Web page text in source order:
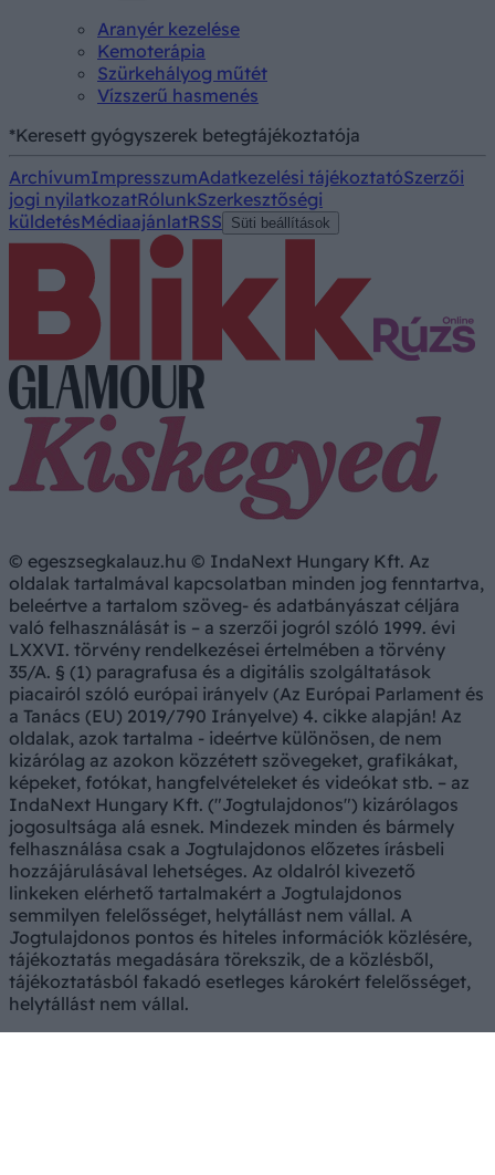
Aranyér kezelése
Kemoterápia
Szürkehályog műtét
Vízszerű hasmenés
*Keresett gyógyszerek betegtájékoztatója
ArchívumImpresszumAdatkezelési tájékoztatóSzerzői
jogi nyilatkozatRólunkSzerkesztőségi
küldetésMédiaajánlatRSS Süti beállítások
© egeszsegkalauz.hu © IndaNext Hungary Kft. Az
oldalak tartalmával kapcsolatban minden jog fenntartva,
beleértve a tartalom szöveg- és adatbányászat céljára
való felhasználását is – a szerzői jogról szóló 1999. évi
LXXVI. törvény rendelkezései értelmében a törvény
35/A. § (1) paragrafusa és a digitális szolgáltatások
piacairól szóló európai irányelv (Az Európai Parlament és
a Tanács (EU) 2019/790 Irányelve) 4. cikke alapján! Az
oldalak, azok tartalma - ideértve különösen, de nem
kizárólag az azokon közzétett szövegeket, grafikákat,
képeket, fotókat, hangfelvételeket és videókat stb. – az
IndaNext Hungary Kft. ("Jogtulajdonos") kizárólagos
jogosultsága alá esnek. Mindezek minden és bármely
felhasználása csak a Jogtulajdonos előzetes írásbeli
hozzájárulásával lehetséges. Az oldalról kivezető
linkeken elérhető tartalmakért a Jogtulajdonos
semmilyen felelősséget, helytállást nem vállal. A
Jogtulajdonos pontos és hiteles információk közlésére,
tájékoztatás megadására törekszik, de a közlésből,
tájékoztatásból fakadó esetleges károkért felelősséget,
helytállást nem vállal.